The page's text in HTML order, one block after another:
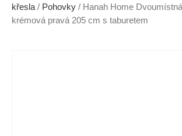
křesla / Pohovky / Hanah Home
krémová pravá 205 cm s taburetem